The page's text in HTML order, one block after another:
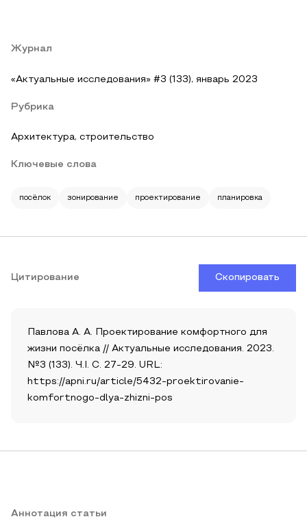
Журнал
«Актуальные исследования» #3 (133), январь 2023
Рубрика
Архитектура, строительство
Ключевые слова
посёлок зонирование проектирование планировка
Цитирование Скопировать
Павлова А. А. Проектирование комфортного для
жизни посёлка // Актуальные исследования. 2023.
№3 (133). Ч.I. С. 27-29. URL:
https://apni.ru/article/5432-proektirovanie-
komfortnogo-dlya-zhizni-pos
Аннотация статьи